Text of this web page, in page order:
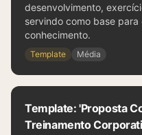
desenvolvimento,
servindo como base
conhecimento.
Template Média
Template: 'Proposta
Treinamento